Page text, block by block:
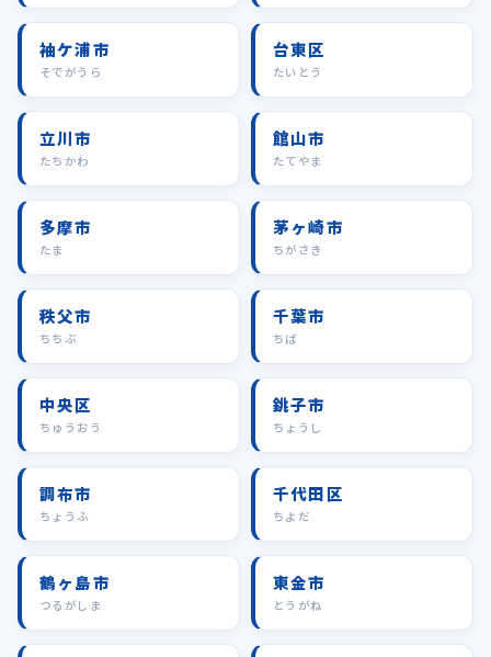
袖ケ浦市
そでがうら
台東区
たいとう
立川市
たちかわ
館山市
たてやま
多摩市
たま
茅ヶ崎市
ちがさき
秩父市
ちちぶ
千葉市
ちば
中央区
ちゅうおう
銚子市
ちょうし
調布市
ちょうふ
千代田区
ちよだ
鶴ヶ島市
つるがしま
東金市
とうがね